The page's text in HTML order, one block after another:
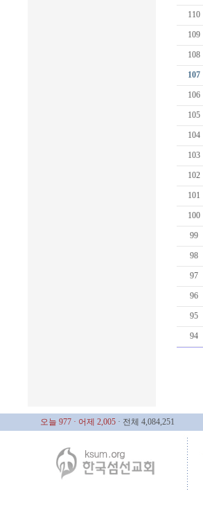
110
109
108
107
106
105
104
103
102
101
100
99
98
97
96
95
94
오늘 977 · 어제 2,005 · 전체 4,084,251